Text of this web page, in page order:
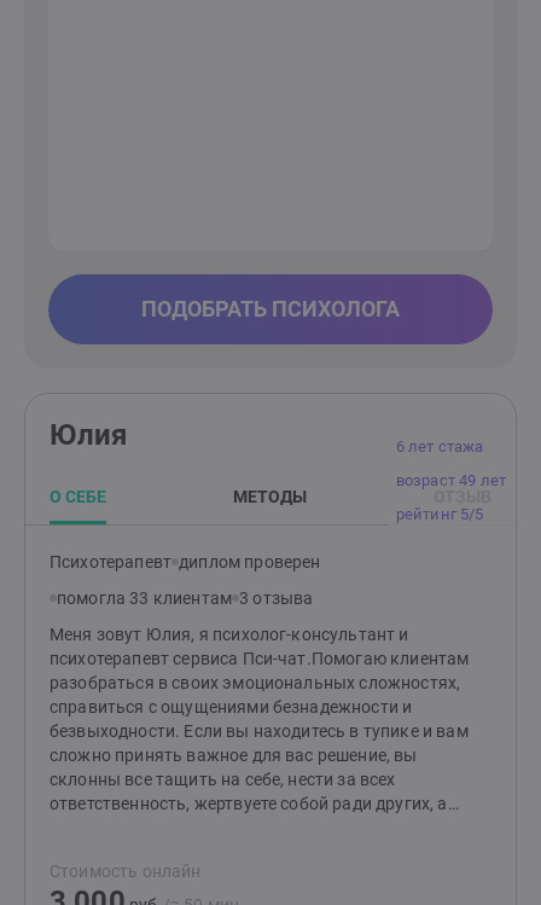
ПОДОБРАТЬ ПСИХОЛОГА
6 лет стажа
возраст 49 лет
рейтинг 5/5
Юлия
О СЕБЕ МЕТОДЫ
Психотерапевт диплом проверен
помогла 33 клиентам 3 отзыва
Меня зовут Юлия, я психолог-консультант и
психотерапевт сервиса Пси-чат.Помогаю клиентам
разобраться в своих эмоциональных сложностях,
справиться с ощущениями безнадежности и
безвыходности. Если вы находитесь в тупике и вам
сложно принять важное для вас решение, вы
склонны все тащить на себе, нести за всех
ответственность, жертвуете собой ради других, а
настроение, вас одолевает бессонница, чувство
пустоты по утрам - приходите, будем разбираться.С
Стоимость онлайн